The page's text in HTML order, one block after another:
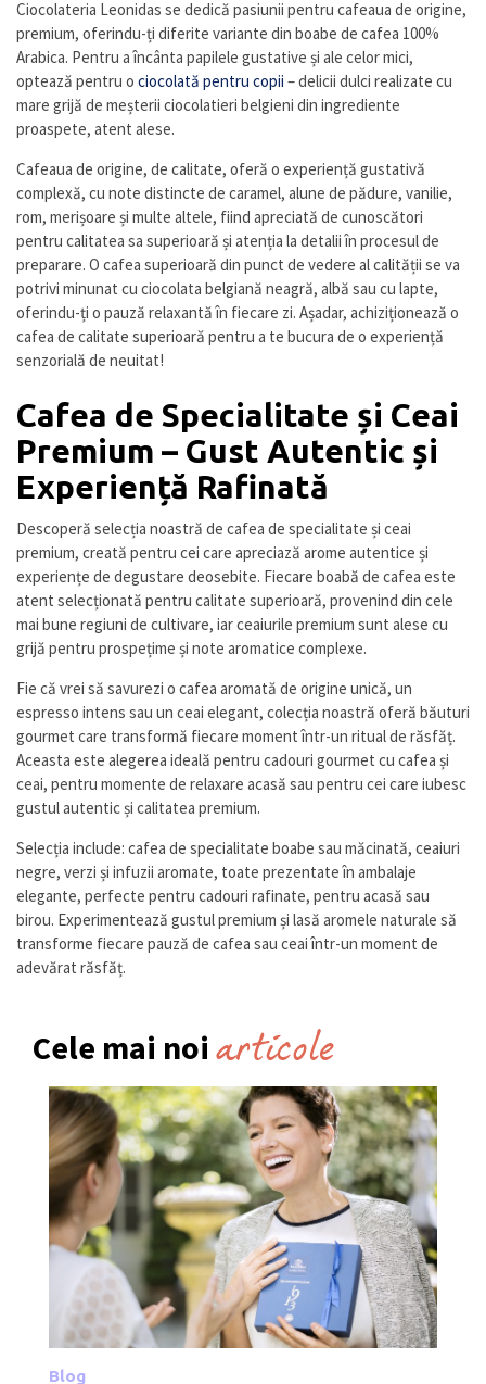
Ciocolateria Leonidas se dedică pasiunii pentru cafeaua de origine,
premium, oferindu-ți diferite variante din boabe de cafea 100%
Arabica. Pentru a încânta papilele gustative și ale celor mici,
optează pentru o ciocolată pentru copii – delicii dulci realizate cu
mare grijă de meșterii ciocolatieri belgieni din ingrediente
proaspete, atent alese.
Cafeaua de origine, de calitate, oferă o experiență gustativă
complexă, cu note distincte de caramel, alune de pădure, vanilie,
rom, merișoare și multe altele, fiind apreciată de cunoscători
pentru calitatea sa superioară și atenția la detalii în procesul de
preparare. O cafea superioară din punct de vedere al calității se va
potrivi minunat cu ciocolata belgiană neagră, albă sau cu lapte,
oferindu-ți o pauză relaxantă în fiecare zi. Așadar, achiziționează o
cafea de calitate superioară pentru a te bucura de o experiență
senzorială de neuitat!
Cafea de Specialitate și Ceai
Premium – Gust Autentic și
Experiență Rafinată
Descoperă selecția noastră de cafea de specialitate și ceai
premium, creată pentru cei care apreciază arome autentice și
experiențe de degustare deosebite. Fiecare boabă de cafea este
atent selecționată pentru calitate superioară, provenind din cele
mai bune regiuni de cultivare, iar ceaiurile premium sunt alese cu
grijă pentru prospețime și note aromatice complexe.
Fie că vrei să savurezi o cafea aromată de origine unică, un
espresso intens sau un ceai elegant, colecția noastră oferă băuturi
gourmet care transformă fiecare moment într-un ritual de răsfăț.
Aceasta este alegerea ideală pentru cadouri gourmet cu cafea și
ceai, pentru momente de relaxare acasă sau pentru cei care iubesc
gustul autentic și calitatea premium.
Selecția include: cafea de specialitate boabe sau măcinată, ceaiuri
negre, verzi și infuzii aromate, toate prezentate în ambalaje
elegante, perfecte pentru cadouri rafinate, pentru acasă sau
birou. Experimentează gustul premium și lasă aromele naturale să
transforme fiecare pauză de cafea sau ceai într-un moment de
adevărat răsfăț.
Cele mai noi articole
Blog